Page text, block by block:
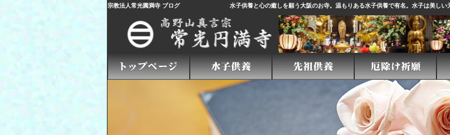
宗教法人常光圓満寺 ブログ 水子供養と心の癒しを願う大阪のお寺。温もりある水子供養で有名。水子は美しい